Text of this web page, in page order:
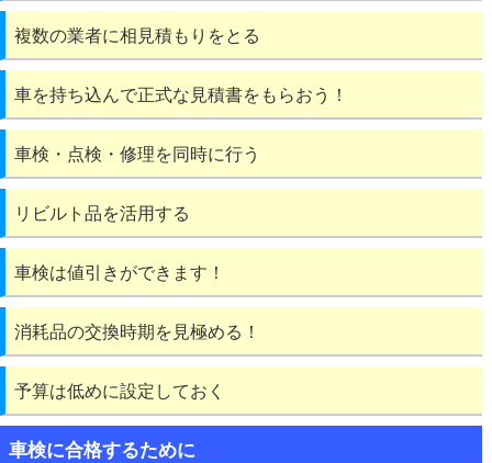
複数の業者に相見積もりをとる
車を持ち込んで正式な見積書をもらおう！
車検・点検・修理を同時に行う
リビルト品を活用する
車検は値引きができます！
消耗品の交換時期を見極める！
予算は低めに設定しておく
車検に合格するために